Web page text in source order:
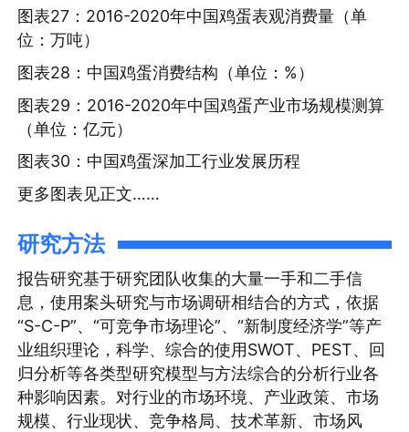
图表27：2016-2020年中国鸡蛋表观消费量（单
位：万吨）
图表28：中国鸡蛋消费结构（单位：%）
图表29：2016-2020年中国鸡蛋产业市场规模测算
（单位：亿元）
图表30：中国鸡蛋深加工行业发展历程
更多图表见正文……
研究方法
报告研究基于研究团队收集的大量一手和二手信
息，使用案头研究与市场调研相结合的方式，依据
“S-C-P”、“可竞争市场理论”、“新制度经济学”等产
业组织理论，科学、综合的使用SWOT、PEST、回
归分析等各类型研究模型与方法综合的分析行业各
种影响因素。对行业的市场环境、产业政策、市场
规模、行业现状、竞争格局、技术革新、市场风